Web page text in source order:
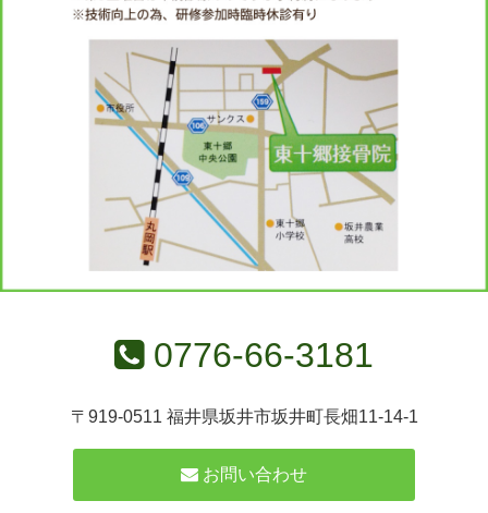
0776-66-3181
〒919-0511 福井県坂井市坂井町長畑11-14-1
お問い合わせ